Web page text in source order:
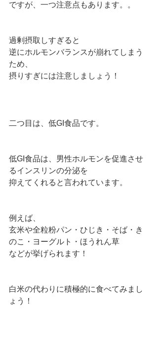
ですが、一つ注意点もあります。。
過剰摂取しすぎると
逆にホルモンバランスが崩れてしまう
ため、
摂りすぎには注意しましょう！
二つ目は、低GI食品です。
低GI食品は、男性ホルモンを促進させ
るインスリンの分泌を
抑えてくれると言われています。
例えば、
玄米や全粒粉パン・ひじき・そば・き
のこ・ヨーグルト・ほうれん草
などが挙げられます！
白米の代わりに積極的に食べてみまし
ょう！